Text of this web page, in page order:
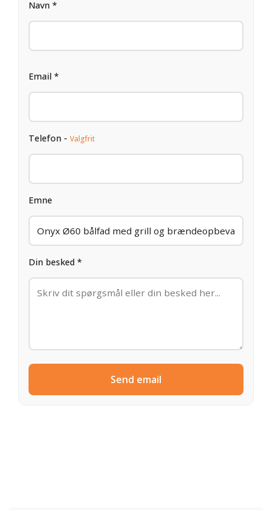
Navn *
Email *
Telefon - Valgfrit
Emne
Din besked *
Send email